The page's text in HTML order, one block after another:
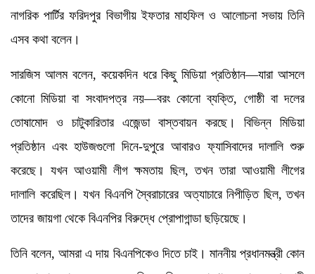
নাগরিক পার্টির ফরিদপুর বিভাগীয় ইফতার মাহফিল ও আলোচনা সভায় তিনি
এসব কথা বলেন।
সারজিস আলম বলেন, কয়েকদিন ধরে কিছু মিডিয়া প্রতিষ্ঠান—যারা আসলে
কোনো মিডিয়া বা সংবাদপত্র নয়—বরং কোনো ব্যক্তি, গোষ্ঠী বা দলের
তোষামোদ ও চাটুকারিতার এজেন্ডা বাস্তবায়ন করছে। বিভিন্ন মিডিয়া
প্রতিষ্ঠান এবং হাউজগুলো দিনে-দুপুরে আবারও ফ্যাসিবাদের দালালি শুরু
করেছে। যখন আওয়ামী লীগ ক্ষমতায় ছিল, তখন তারা আওয়ামী লীগের
দালালি করেছিল। যখন বিএনপি স্বৈরাচারের অত্যাচারে নিপীড়িত ছিল, তখন
তাদের জায়গা থেকে বিএনপির বিরুদ্ধে প্রোপাগান্ডা ছড়িয়েছে।
তিনি বলেন, আমরা এ দায় বিএনপিকেও দিতে চাই। মাননীয় প্রধানমন্ত্রী কোন